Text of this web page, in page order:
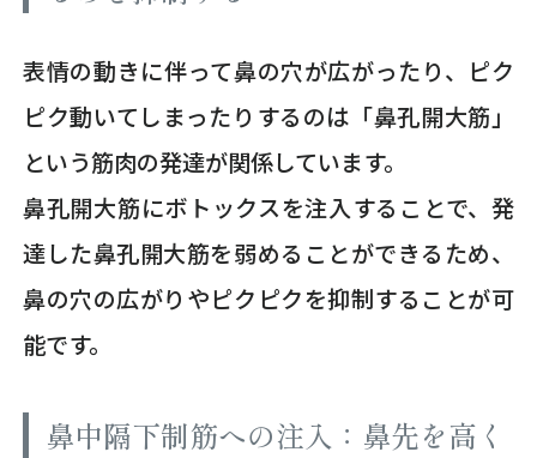
表情の動きに伴って鼻の穴が広がったり、ピク
ピク動いてしまったりするのは「鼻孔開大筋」
という筋肉の発達が関係しています。
鼻孔開大筋にボトックスを注入することで、発
達した鼻孔開大筋を弱めることができるため、
鼻の穴の広がりやピクピクを抑制することが可
能です。
鼻中隔下制筋への注入：鼻先を高く